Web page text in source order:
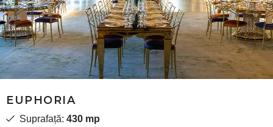
EUPHORIA
Suprafață: 430 mp